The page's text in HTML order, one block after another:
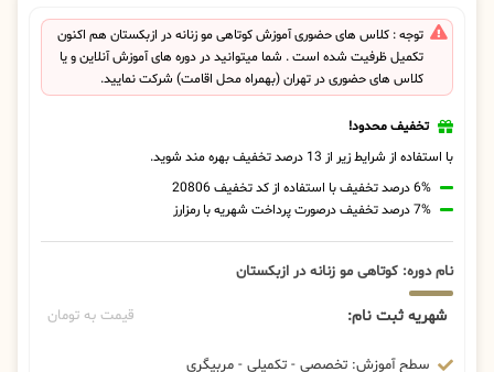
توجه : کلاس های حضوری آموزش کوتاهی مو زنانه در ازبکستان هم اکنون
تکمیل ظرفیت شده است . شما میتوانید در دوره های آموزش آنلاین و یا
کلاس های حضوری در تهران (بهمراه محل اقامت) شرکت نمایید.
تخفیف محدود!
با استفاده از شرایط زیر از 13 درصد تخفیف بهره مند شوید.
6% درصد تخفیف با استفاده از کد تخفیف 20806
7% درصد تخفیف درصورت پرداخت شهریه با رمزارز
نام دوره: کوتاهی مو زنانه در ازبکستان
شهریه ثبت نام: قیمت به تومان
سطح آموزش: تخصصی - تکمیلی - مربیگری